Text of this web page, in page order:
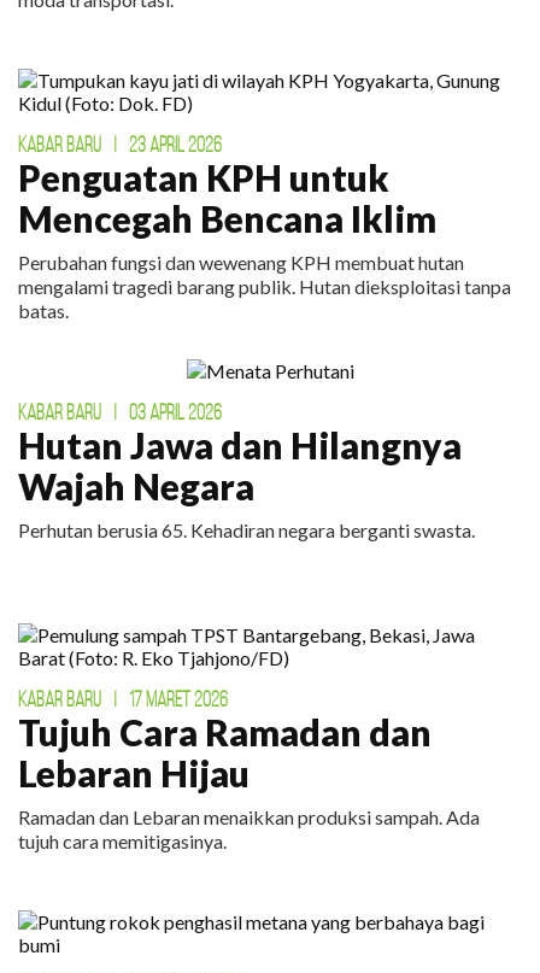
KABAR BARU 23 APRIL 2026
Penguatan KPH untuk
Mencegah Bencana Iklim
Perubahan fungsi dan wewenang KPH membuat hutan
mengalami tragedi barang publik. Hutan dieksploitasi tanpa
batas.
KABAR BARU 03 APRIL 2026
Hutan Jawa dan Hilangnya
Wajah Negara
Perhutan berusia 65. Kehadiran negara berganti swasta.
KABAR BARU 17 MARET 2026
Tujuh Cara Ramadan dan
Lebaran Hijau
Ramadan dan Lebaran menaikkan produksi sampah. Ada
tujuh cara memitigasinya.